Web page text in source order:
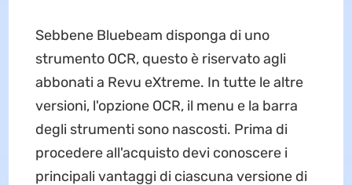
Sebbene Bluebeam disponga di uno
strumento OCR, questo è riservato agli
abbonati a Revu eXtreme. In tutte le altre
versioni, l'opzione OCR, il menu e la barra
degli strumenti sono nascosti. Prima di
procedere all'acquisto devi conoscere i
principali vantaggi di ciascuna versione di